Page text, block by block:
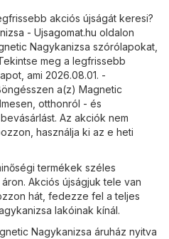
akciós újságát keresi?
- Ujsagomat.hu oldalon
Nagykanizsa szórólapokat,
meg a legfrissebb
ami 2026.08.01. -
a(z) Magnetic
otthonról - és
Az akciók nem
használja ki az e heti
termékek széles
Akciós újságjuk tele van
hát, fedezze fel a teljes
lakóinak kínál.
Nagykanizsa áruház nyitva